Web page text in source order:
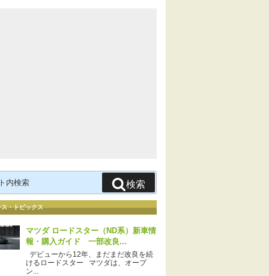
検索
ス・トピックス
マツダ ロードスター（ND系）新車情
報・購入ガイド 一部改良...
デビューから12年、まだまだ改良を続
けるロードスター マツダは、オープ
ン...